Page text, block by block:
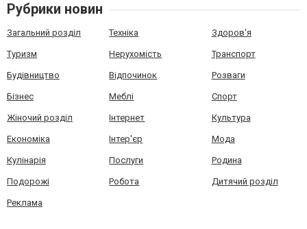
Рубрики новин
Загальний розділ Техніка Здоров'я
Туризм Нерухомість Транспорт
Будівництво Відпочинок Розваги
Бізнес Меблі Спорт
Жіночий розділ Інтернет Культура
Економіка Інтер'єр Мода
Кулінарія Послуги Родина
Подорожі Робота Дитячий розділ
Реклама